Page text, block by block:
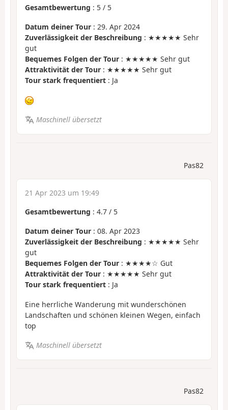
Gesamtbewertung : 5 / 5
Datum deiner Tour : 29. Apr 2024
Zuverlässigkeit der Beschreibung : ★★★★★ Sehr
gut
Bequemes Folgen der Tour : ★★★★★ Sehr gut
Attraktivität der Tour : ★★★★★ Sehr gut
Tour stark frequentiert : Ja
Maschinell übersetzt
Pas82
21 Apr 2023 um 19:49
Gesamtbewertung : 4.7 / 5
Datum deiner Tour : 08. Apr 2023
Zuverlässigkeit der Beschreibung : ★★★★★ Sehr
gut
Bequemes Folgen der Tour : ★★★★☆ Gut
Attraktivität der Tour : ★★★★★ Sehr gut
Tour stark frequentiert : Ja
Eine herrliche Wanderung mit wunderschönen
Landschaften und schönen kleinen Wegen, einfach
top
Maschinell übersetzt
Pas82